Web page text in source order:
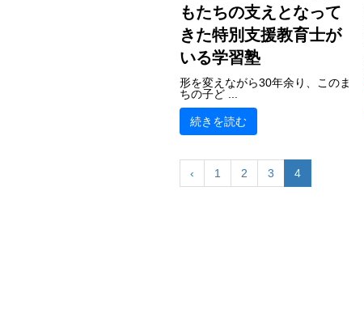
もたちの支えとなって
きた特別支援教育士が
いる学習塾
形を変えながら30年余り、このま
ちの子ど ...
続きを読む
‹ 1 2 3 4